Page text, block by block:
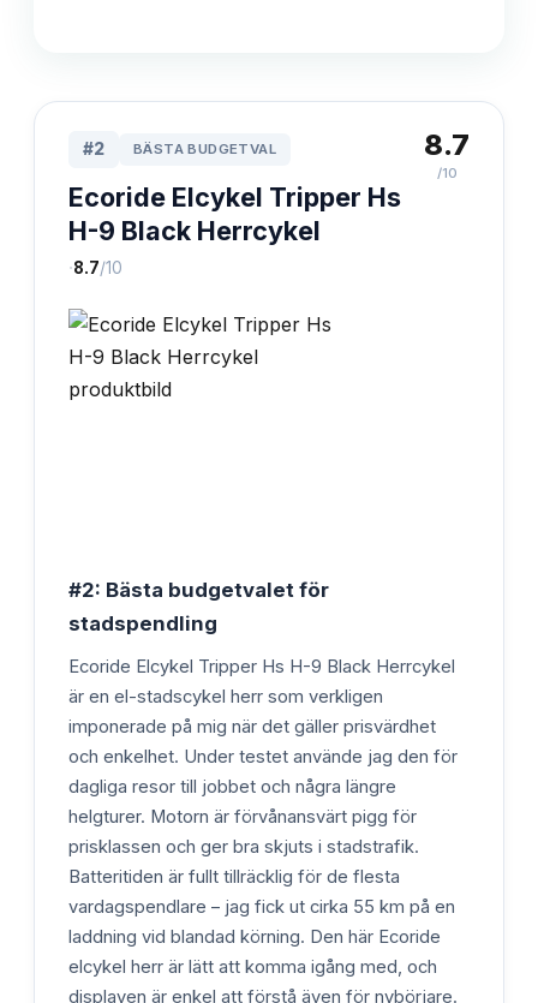
#2 BÄSTA BUDGETVAL
Ecoride Elcykel Tripper Hs
H-9 Black Herrcykel
·8.7/10
8.7
/10
#2: Bästa budgetvalet för
stadspendling
Ecoride Elcykel Tripper Hs H-9 Black Herrcykel
är en el-stadscykel herr som verkligen
imponerade på mig när det gäller prisvärdhet
och enkelhet. Under testet använde jag den för
dagliga resor till jobbet och några längre
helgturer. Motorn är förvånansvärt pigg för
prisklassen och ger bra skjuts i stadstrafik.
Batteritiden är fullt tillräcklig för de flesta
vardagspendlare – jag fick ut cirka 55 km på en
laddning vid blandad körning. Den här Ecoride
elcykel herr är lätt att komma igång med, och
displayen är enkel att förstå även för nybörjare.